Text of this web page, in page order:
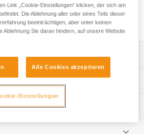
eines
herunterladen
Technical Notice
Überprüfung Ihrer PSA-
poulies-procedure-DE
Link „Cookie-Einstellungen“ klicken, der sich am
Die Ablehnung aller oder eines Teils dieser
beeinträchtigen, aber unter keinen
Ablehnung Sie daran hindern, auf unsere Website
Alle Cookies akzeptieren
Einstellungen